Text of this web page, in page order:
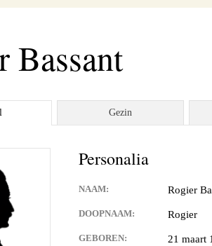
Bassant
Gezin
Personalia
NAAM: Rogier
DOOPNAAM: Rogier
GEBOREN: 21 maart